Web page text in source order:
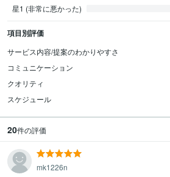
星1 (非常に悪かった)
項目別評価
サービス内容/提案のわかりやすさ
コミュニケーション
クオリティ
スケジュール
20件の評価
mk1226n